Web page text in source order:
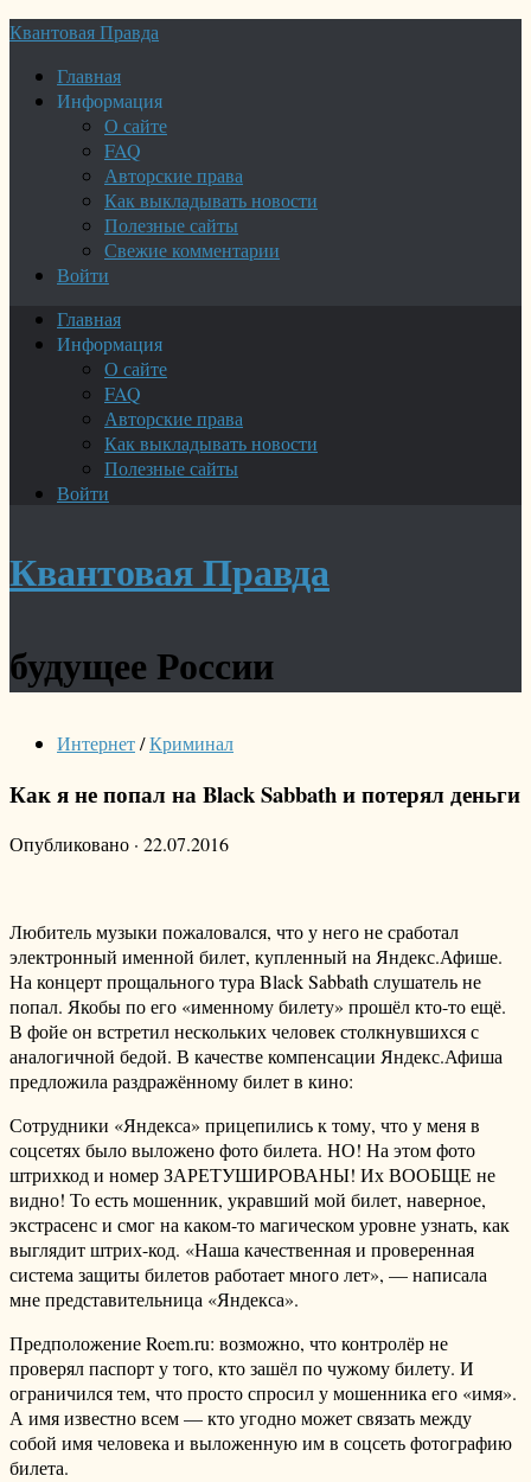
Квантовая Правда
Главная
Информация
О сайте
FAQ
Авторские права
Как выкладывать новости
Полезные сайты
Свежие комментарии
Войти
Главная
Информация
О сайте
FAQ
Авторские права
Как выкладывать новости
Полезные сайты
Войти
Квантовая Правда
будущее России
Интернет/Криминал
Как я не попал на Black Sabbath и потерял деньги
Опубликовано · 22.07.2016
Любитель музыки пожаловался, что у него не сработал
электронный именной билет, купленный на Яндекс.Афише.
На концерт прощального тура Black Sabbath слушатель не
попал. Якобы по его «именному билету» прошёл кто-то ещё.
В фойе он встретил нескольких человек столкнувшихся с
аналогичной бедой. В качестве компенсации Яндекс.Афиша
предложила раздражённому билет в кино:
Сотрудники «Яндекса» прицепились к тому, что у меня в
соцсетях было выложено фото билета. НО! На этом фото
штрихкод и номер ЗАРЕТУШИРОВАНЫ! Их ВООБЩЕ не
видно! То есть мошенник, укравший мой билет, наверное,
экстрасенс и смог на каком-то магическом уровне узнать, как
выглядит штрих-код. «Наша качественная и проверенная
система защиты билетов работает много лет», — написала
мне представительница «Яндекса».
Предположение Roem.ru: возможно, что контролёр не
проверял паспорт у того, кто зашёл по чужому билету. И
ограничился тем, что просто спросил у мошенника его «имя».
А имя известно всем — кто угодно может связать между
собой имя человека и выложенную им в соцсеть фотографию
билета.